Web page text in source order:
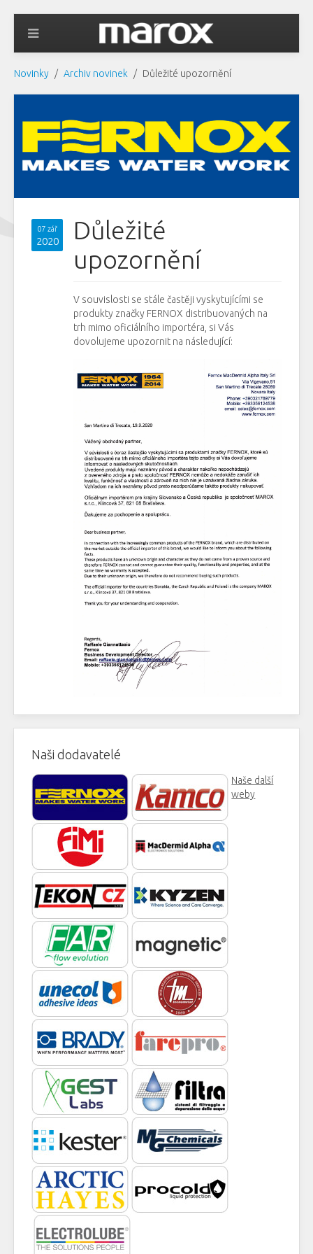
Novinky Archiv novinek Důležité upozornění
07 zář
2020
Důležité
upozornění
V souvislosti se stále častěji vyskytujícími se
produkty značky FERNOX distribuovaných na
trh mimo oficiálního importéra, si Vás
dovolujeme upozornit na následující:
Naši dodavatelé
Naše další
weby